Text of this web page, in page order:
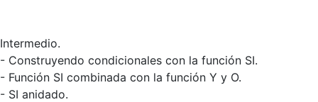
Intermedio.
- Construyendo condicionales con la función SI.
- Función SI combinada con la función Y y O.
- SI anidado.